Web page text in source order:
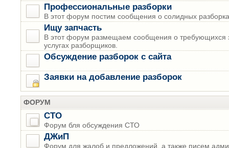
Профессиональные разборки
В этот форум постим сообщения о солидных
Ищу запчасть
В этот форум размещаем сообщения о требующихся
услугах разборщиков.
Обсуждение разборок с сайта
Заявки на добавление разборок
ФОРУМ
СТО
Форум бля обсуждения СТО
ДЖиП
Форум для жалоб и предложений, а также писем